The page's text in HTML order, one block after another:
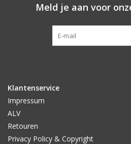
Meld je aan voor
Klantenservice
Impressum
ALV
Retouren
Privacy Policy & Copyright